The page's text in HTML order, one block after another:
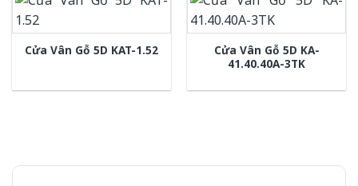
Cửa Vân Gỗ 5D KAT-1.52
Cửa Vân Gỗ 5D KA-
41.40.40A-3TK